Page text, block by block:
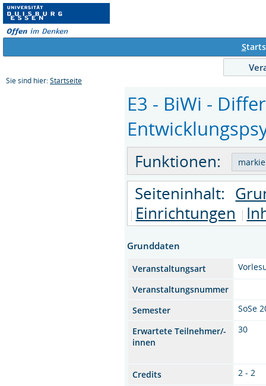
S
Sie sind hier: Startseite
E3 - BiWi -
Funktionen:
Seiteninhalt:
Einrichtungen
Grunddaten
Veranstaltungsart
Veranstaltungsnummer
Semester
SoSe
Erwartete Teilnehmer/-
innen
30
Credits
2 - 2